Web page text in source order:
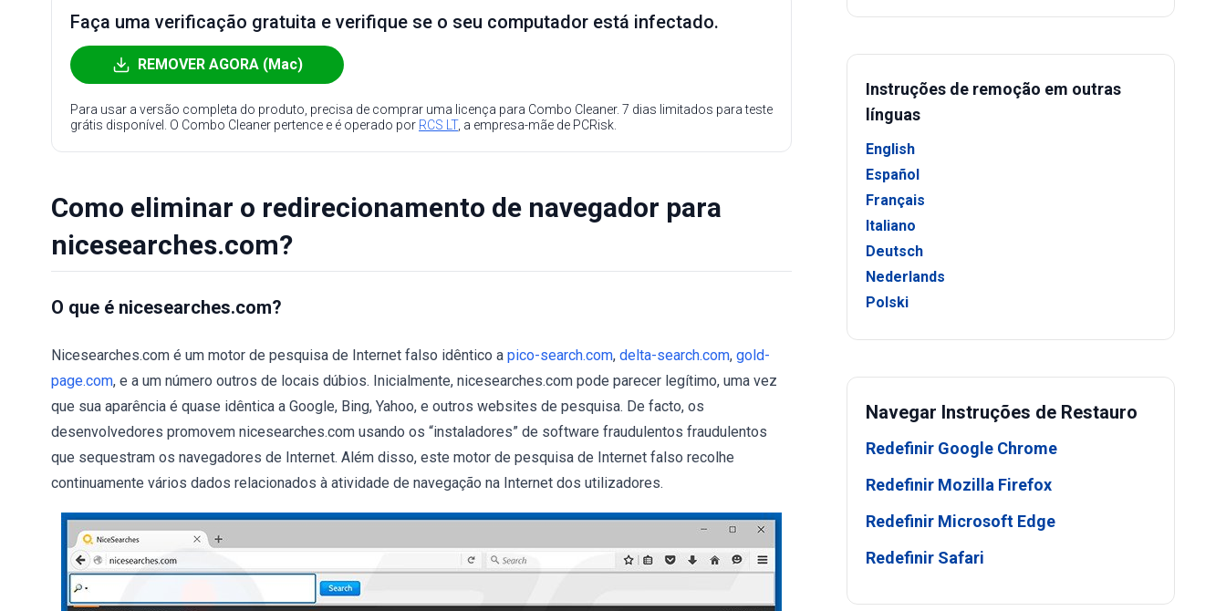
Faça uma verificação gratuita e verifique se o seu computador está infectado.
REMOVER AGORA (Mac)
Para usar a versão completa do produto, precisa de comprar uma licença para Combo Cleaner. 7 dias limitados para teste
grátis disponível. O Combo Cleaner pertence e é operado por RCS LT, a empresa-mãe de PCRisk.
Como eliminar o redirecionamento de navegador para
nicesearches.com?
O que é nicesearches.com?
Nicesearches.com é um motor de pesquisa de Internet falso idêntico a pico-search.com, delta-search.com, gold-
page.com, e a um número outros de locais dúbios. Inicialmente, nicesearches.com pode parecer legítimo, uma vez
que sua aparência é quase idêntica a Google, Bing, Yahoo, e outros websites de pesquisa. De facto, os
desenvolvedores promovem nicesearches.com usando os “instaladores” de software fraudulentos fraudulentos
que sequestram os navegadores de Internet. Além disso, este motor de pesquisa de Internet falso recolhe
continuamente vários dados relacionados à atividade de navegação na Internet dos utilizadores.
Instruções de remoção em outras
línguas
English
Español
Français
Italiano
Deutsch
Nederlands
Polski
Navegar Instruções de Restauro
Redefinir Google Chrome
Redefinir Mozilla Firefox
Redefinir Microsoft Edge
Redefinir Safari